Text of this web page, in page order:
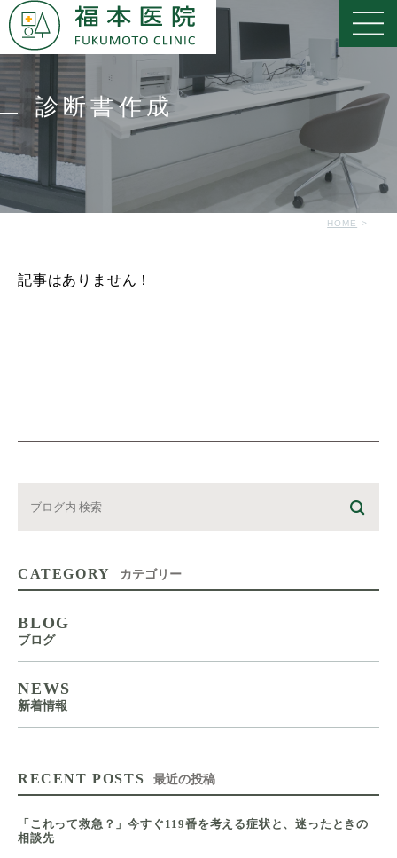
診断書作成
HOME
記事はありません！
CATEGORY カテゴリー
BLOG
ブログ
NEWS
新着情報
RECENT POSTS 最近の投稿
「これって救急？」今すぐ119番を考える症状と、迷ったときの
相談先